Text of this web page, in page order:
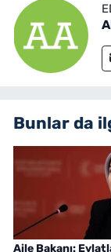
Bunlar da
Aile Bakanı: